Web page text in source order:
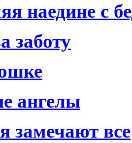
наедине с
заботу
ангелы
замечают все